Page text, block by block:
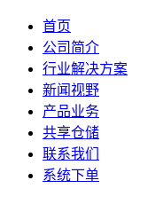
首页
公司简介
行业解决方案
新闻视野
产品业务
共享仓储
联系我们
系统下单